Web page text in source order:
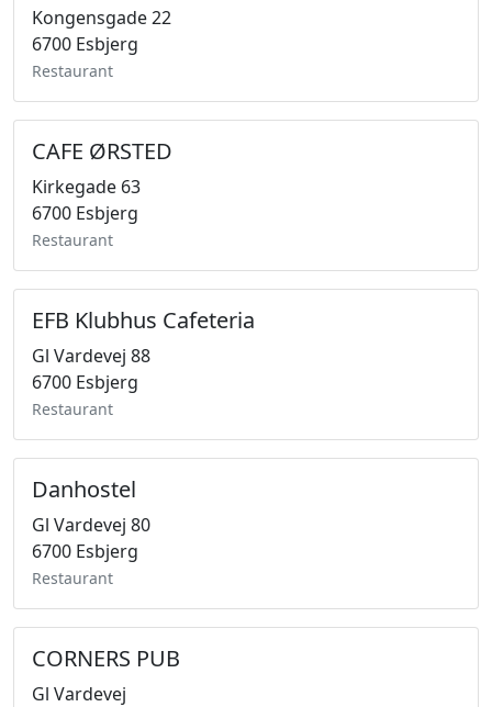
Kongensgade 22
6700 Esbjerg
Restaurant
CAFE ØRSTED
Kirkegade 63
6700 Esbjerg
Restaurant
EFB Klubhus Cafeteria
Gl Vardevej 88
6700 Esbjerg
Restaurant
Danhostel
Gl Vardevej 80
6700 Esbjerg
Restaurant
CORNERS PUB
Gl Vardevej